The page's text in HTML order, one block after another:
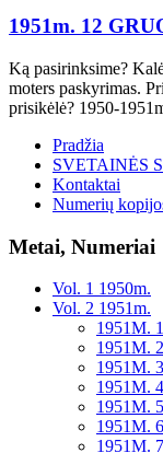
1951m. 12
Ką pasirinksime?
moters paskyrimas.
prisikėlė? 1950-
Pradžia
SVETAINĖS
Kontaktai
Numerių
Metai, Numeriai
Vol. 1 1950m.
Vol. 2 1951m.
1951M.
1951M.
1951M.
1951M.
1951M.
1951M.
1951M.